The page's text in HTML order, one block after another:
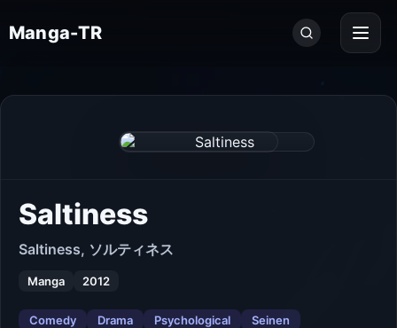
Manga-TR
Seri
ara...
Saltiness
Saltiness, ソルティネス
Manga 2012
Comedy Drama Psychological
Seinen